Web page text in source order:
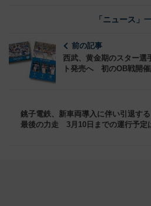
「ニュース」
前の記事
西武、黄金期のスター選
ト発売へ 初のOB戦開
銚子電鉄、新車両導入に伴い引退す
最後の力走 3月10日までの運行予定